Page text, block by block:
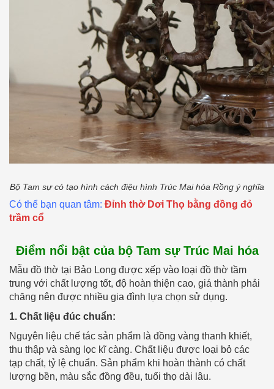
Bộ Tam sự có tạo hình cách điệu hình Trúc Mai hóa Rồng ý nghĩa
Có thể bạn quan tâm: Đỉnh thờ Dơi Thọ bằng đồng đỏ
trầm cổ
Điểm nổi bật của bộ Tam sự Trúc Mai hóa
Mẫu đồ thờ tại Bảo Long được xếp vào loại đồ thờ tầm
trung với chất lượng tốt, độ hoàn thiện cao, giá thành phải
chăng nên được nhiều gia đình lựa chọn sử dụng.
1. Chất liệu đúc chuẩn:
Nguyên liệu chế tác sản phẩm là đồng vàng thanh khiết,
thu thập và sàng lọc kĩ càng. Chất liệu được loại bỏ các
tạp chất, tỷ lệ chuẩn. Sản phẩm khi hoàn thành có chất
lượng bền, màu sắc đồng đều, tuổi thọ dài lâu.